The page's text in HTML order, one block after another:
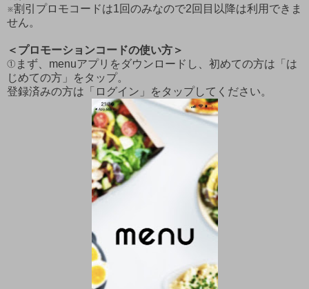
※割引プロモコードは1回のみなので2回目以降は利用できま
せん。
＜プロモーションコードの使い方＞
①まず、menuアプリをダウンロードし、初めての方は「は
じめての方」をタップ。
登録済みの方は「ログイン」をタップしてください。